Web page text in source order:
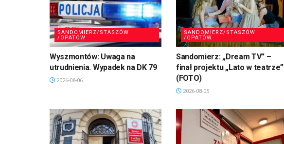
SANDOMIERZ/STASZÓW
/OPATÓW
Wyszmontów: Uwaga na
utrudnienia. Wypadek na DK 79
2026-08-06
SANDOMIERZ/STASZÓW
/OPATÓW
Sandomierz: „Dream TV” –
finał projektu „Lato w teatrze”
(FOTO)
2026-08-05